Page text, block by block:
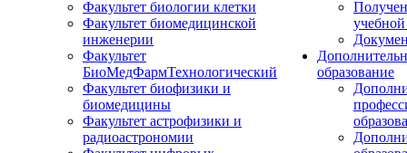
Факультет биологии клетки
Факультет биомедицинской
инженерии
Факультет
БиоМедФармТехнологический
Факультет биофизики и
биомедицины
Факультет астрофизики и
радиоастрономии
образование